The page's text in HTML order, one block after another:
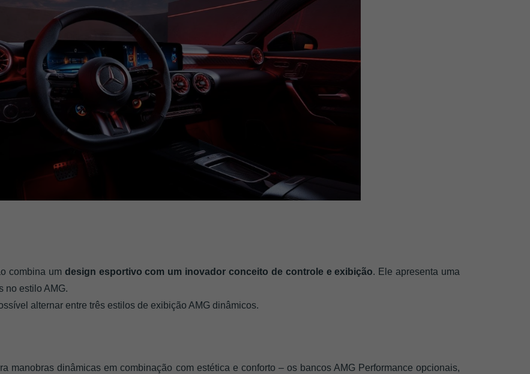
combina um design esportivo com um inovador conceito de controle e exibição. Ele apresenta uma
no estilo AMG.
alternar entre três estilos de exibição AMG dinâmicos.
manobras dinâmicas em combinação com estética e conforto – os bancos AMG Performance opcionais,